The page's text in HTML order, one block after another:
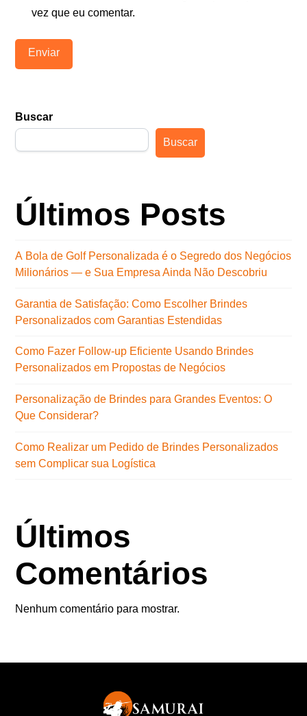
vez que eu comentar.
Buscar
Buscar
Últimos Posts
A Bola de Golf Personalizada é o Segredo dos Negócios
Milionários — e Sua Empresa Ainda Não Descobriu
Garantia de Satisfação: Como Escolher Brindes
Personalizados com Garantias Estendidas
Como Fazer Follow-up Eficiente Usando Brindes
Personalizados em Propostas de Negócios
Personalização de Brindes para Grandes Eventos: O
Que Considerar?
Como Realizar um Pedido de Brindes Personalizados
sem Complicar sua Logística
Últimos
Comentários
Nenhum comentário para mostrar.